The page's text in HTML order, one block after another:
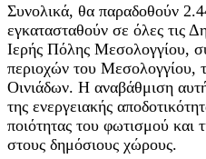
Συνολικά, θα παραδοθούν
εγκατασταθούν σε όλες τις
Ιερής Πόλης Μεσολογγίου,
περιοχών του Μεσολογγίου,
Οινιάδων. Η αναβάθμιση
της ενεργειακής
ποιότητας του φωτισμού και
στους δημόσιους χώρους.